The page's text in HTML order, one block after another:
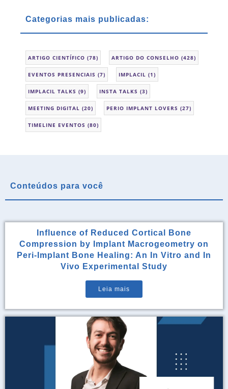
Categorias mais publicadas:
ARTIGO CIENTÍFICO (78) ARTIGO DO CONSELHO (428)
EVENTOS PRESENCIAIS (7) IMPLACIL (1)
IMPLACIL TALKS (9) INSTA TALKS (3)
MEETING DIGITAL (20) PERIO IMPLANT LOVERS (27)
TIMELINE EVENTOS (80)
Conteúdos para você
Influence of Reduced Cortical Bone
Compression by Implant Macrogeometry on
Peri-Implant Bone Healing: An In Vitro and In
Vivo Experimental Study
Leia mais